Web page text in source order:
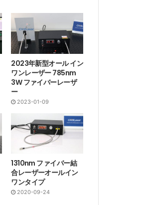
2023年新型オール イン
ワンレーザー 785nm
3W ファイバーレーザ
ー
2023-01-09
1310nm ファイバー結
合レーザーオールイン
ワンタイプ
2020-09-24